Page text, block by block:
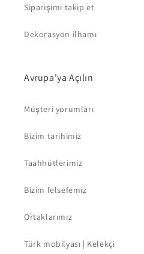
Siparişimi takip et
Dekorasyon ilhamı
Avrupa'ya Açılın
Müşteri yorumları
Bizim tarihimiz
Taahhütlerimiz
Bizim felsefemiz
Ortaklarımız
Türk mobilyası | Kelekçi